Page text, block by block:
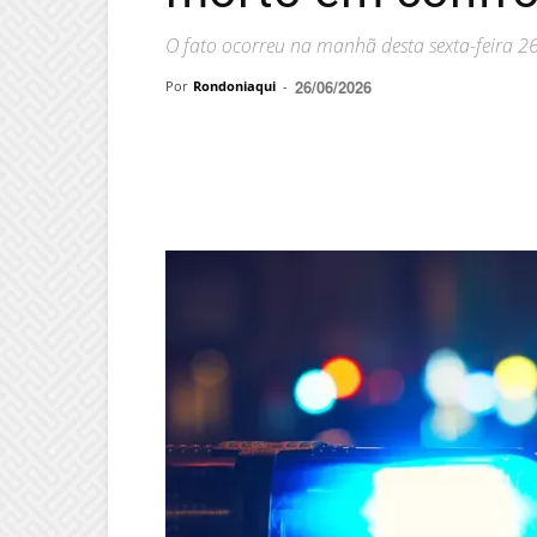
O fato ocorreu na manhã desta sexta-feira
Por Rondoniaqui - 26/06/2026